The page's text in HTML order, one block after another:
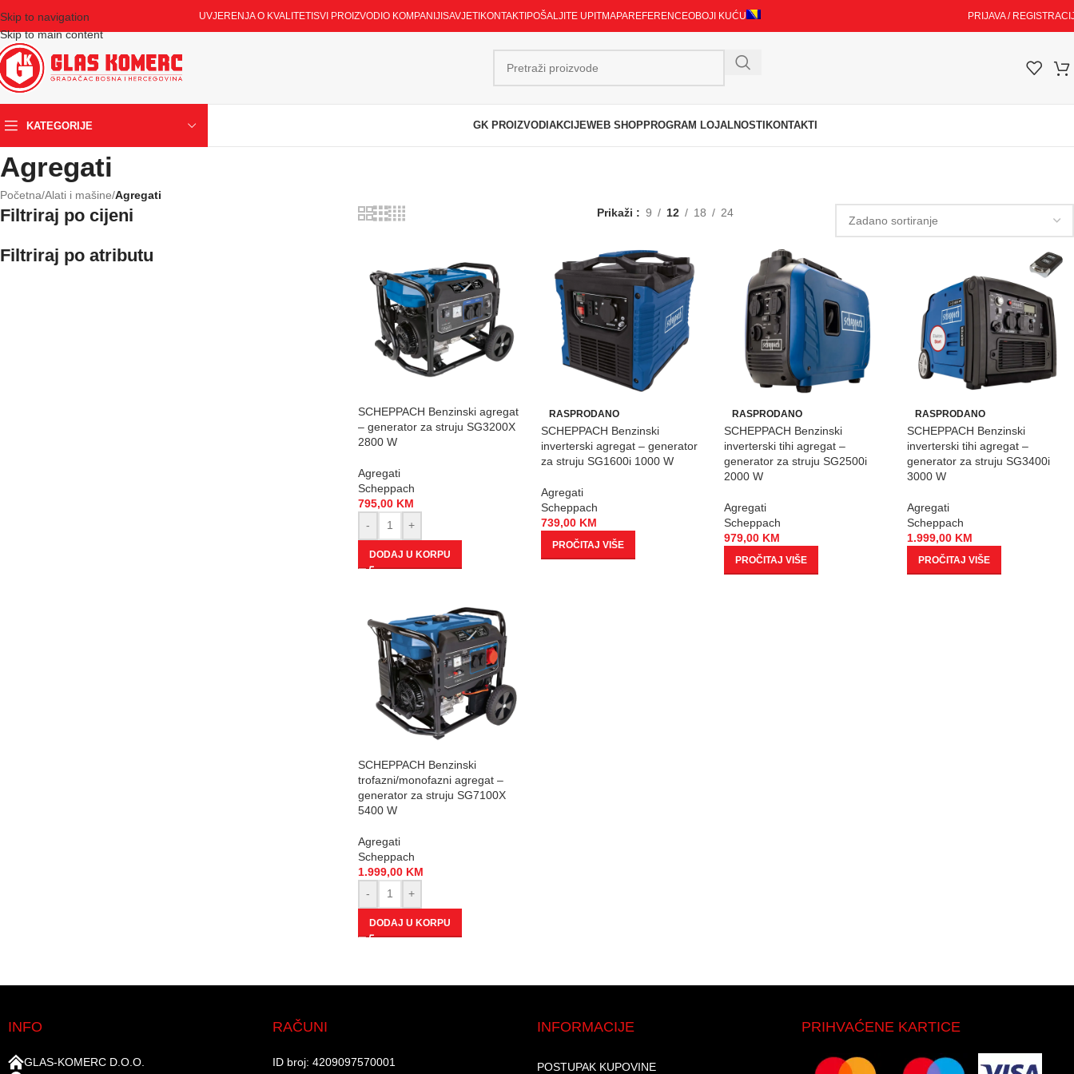
Skip to navigation
Skip to main content
UVJERENJA O KVALITETI SVI PROIZVODI O KOMPANIJI SAVJETI KONTAKTI POŠALJITE UPITMAPAREFERENCEOBOJI KUĆU PRIJAVA /
KATEGORIJE GK PROIZVODI AKCIJEWEB SHOPPROGRAM LOJALNOSTI KONTAKTI
Agregati
Početna/Alati i mašine/Agregati
Filtriraj po cijeni
Filtriraj po atributu
Prikaži 9 12 18 24
SCHEPPACH Benzinski agregat
– generator za struju SG3200X
2800 W
Agregati
Scheppach
795,00 KM
-
+
DODAJ U KORPU
RASPRODANO
SCHEPPACH Benzinski
inverterski agregat – generator
za struju SG1600i 1000 W
Agregati
Scheppach
739,00 KM
PROČITAJ VIŠE
RASPRODANO
SCHEPPACH Benzinski
inverterski tihi agregat –
generator za struju SG2500i
2000 W
Agregati
Scheppach
979,00 KM
PROČITAJ VIŠE
RASPRODANO
SCHEPPACH Benzinski
inverterski tihi agregat –
generator za struju SG3400i
3000 W
Agregati
Scheppach
1.999,00 KM
PROČITAJ VIŠE
SCHEPPACH Benzinski
trofazni/monofazni agregat –
generator za struju SG7100X
5400 W
Agregati
Scheppach
1.999,00 KM
-
+
DODAJ U KORPU
INFO
GLAS-KOMERC D.O.O.
RAČUNI
ID broj: 4209097570001​
INFORMACIJE
POSTUPAK KUPOVINE
PRIHVAĆENE KARTICE